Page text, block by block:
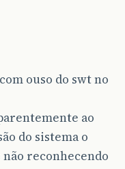
ouso do swt no
ao
do sistema o
não reconhecendo